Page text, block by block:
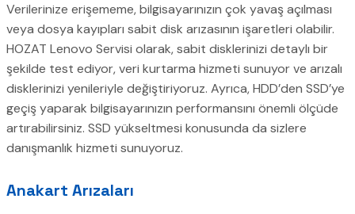
Verilerinize erişememe, bilgisayarınızın çok yavaş açılması
veya dosya kayıpları sabit disk arızasının işaretleri olabilir.
HOZAT Lenovo Servisi olarak, sabit disklerinizi detaylı bir
şekilde test ediyor, veri kurtarma hizmeti sunuyor ve arızalı
disklerinizi yenileriyle değiştiriyoruz. Ayrıca, HDD’den SSD’ye
geçiş yaparak bilgisayarınızın performansını önemli ölçüde
artırabilirsiniz. SSD yükseltmesi konusunda da sizlere
danışmanlık hizmeti sunuyoruz.
Anakart Arızaları